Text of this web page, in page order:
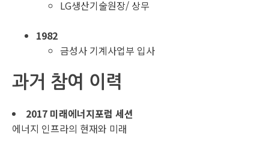
LG생산기술원장/ 상무
1982
금성사 기계사업부 입사
과거 참여 이력
2017 미래에너지포럼 세션
에너지 인프라의 현재와 미래